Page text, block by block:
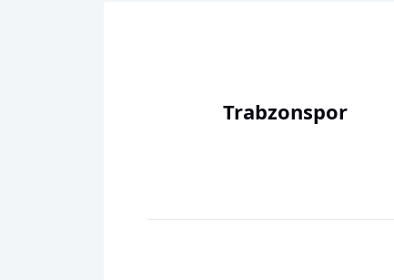
Trabzonspor